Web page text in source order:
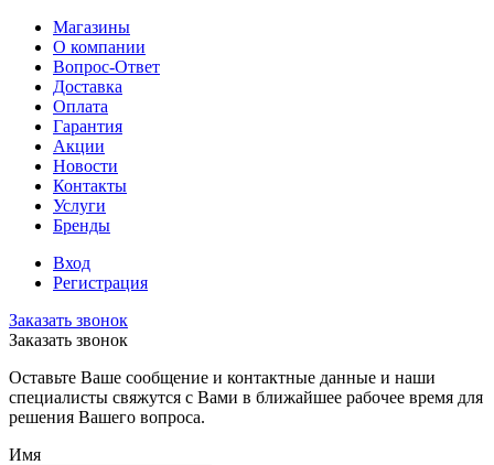
Магазины
О компании
Вопрос-Ответ
Доставка
Оплата
Гарантия
Акции
Новости
Контакты
Услуги
Бренды
Вход
Регистрация
Заказать звонок
Заказать звонок
Оставьте Ваше сообщение и контактные данные и наши
специалисты свяжутся с Вами в ближайшее рабочее время для
решения Вашего вопроса.
Имя